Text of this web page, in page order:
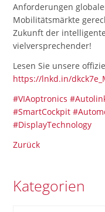
Anforderungen
Mobilitätsmärkte
Zukunft der
vielversprechender!
Lesen Sie unsere
https://lnkd.in/
#VIAoptronics
#SmartCockpit
#DisplayTechnology
Zurück
Kategorien